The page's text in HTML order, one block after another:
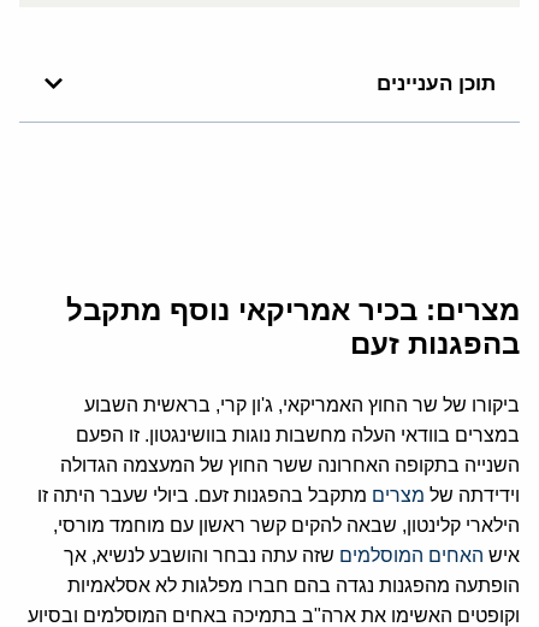
תוכן העניינים
מצרים: בכיר אמריקאי נוסף מתקבל
בהפגנות זעם
ביקורו של שר החוץ האמריקאי, ג'ון קרי, בראשית השבוע
במצרים בוודאי העלה מחשבות נוגות בוושינגטון. זו הפעם
השנייה בתקופה האחרונה ששר החוץ של המעצמה הגדולה
וידידתה של מצרים מתקבל בהפגנות זעם. ביולי שעבר היתה זו
הילארי קלינטון, שבאה להקים קשר ראשון עם מוחמד מורסי,
איש האחים המוסלמים שזה עתה נבחר והושבע לנשיא, אך
הופתעה מהפגנות נגדה בהם חברו מפלגות לא אסלאמיות
וקופטים האשימו את ארה"ב בתמיכה באחים המוסלמים ובסיוע